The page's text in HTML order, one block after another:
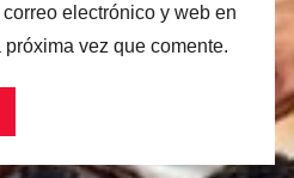
electrónico y web en
vez que comente.